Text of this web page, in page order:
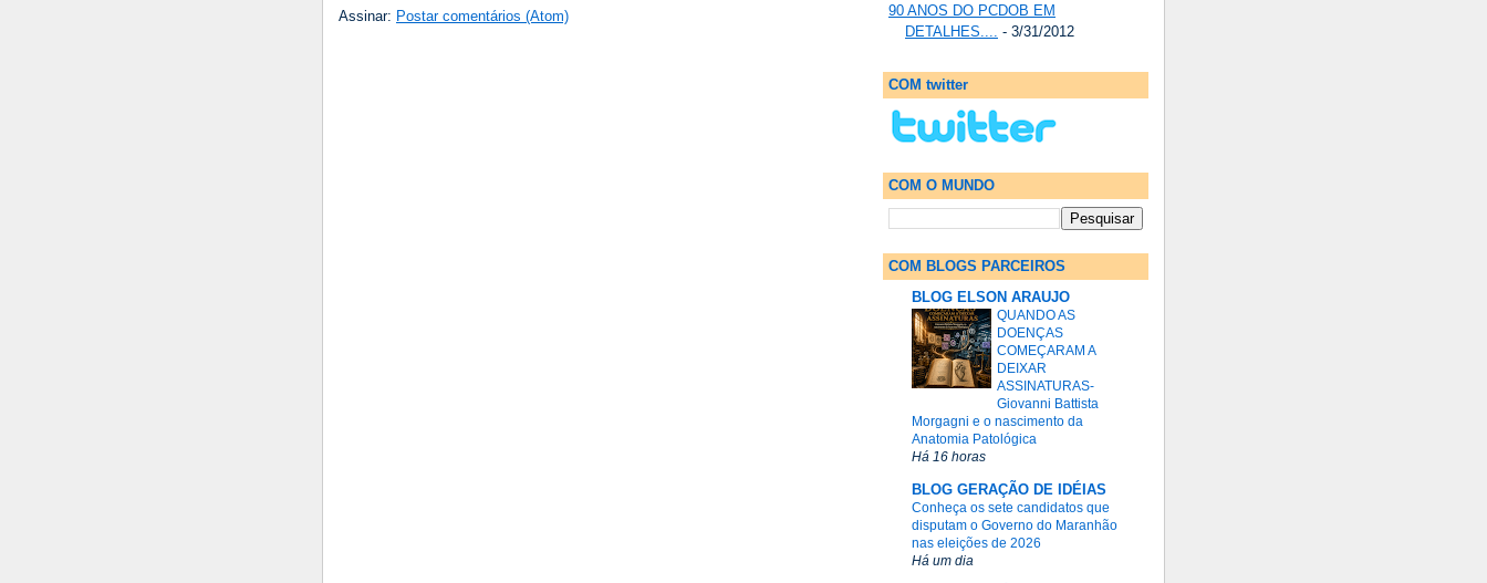
Assinar: Postar comentários (Atom)
90 ANOS DO PCDOB EM
DETALHES....
- 3/31/2012
COM twitter
COM O MUNDO
COM BLOGS PARCEIROS
BLOG ELSON ARAUJO
QUANDO AS
DOENÇAS
COMEÇARAM A
DEIXAR
ASSINATURAS-
Giovanni Battista
Morgagni e o nascimento da
Anatomia Patológica
Há 16 horas
BLOG GERAÇÃO DE IDÉIAS
Conheça os sete candidatos que
disputam o Governo do Maranhão
nas eleições de 2026
Há um dia